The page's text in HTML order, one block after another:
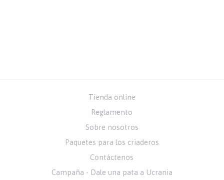
Tienda online
Reglamento
Sobre nosotros
Paquetes para los criaderos
Contáctenos
Campaña - Dale una pata a Ucrania